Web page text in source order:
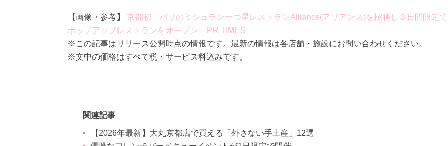
【画像・参考】 京都初 パリのミシュラン一つ星レストランAlliance(アリアンス)を招聘し３日間限定で
ポップアップレストランをオープン – PR TIMES
※この記事はリリース公開時点の情報です。最新の情報は各店舗・施設にお問い合わせください。
※文中の価格はすべて税・サービス料込みです。
関連記事
【2026年最新】大丸京都店で買える「外さない手土産」12選